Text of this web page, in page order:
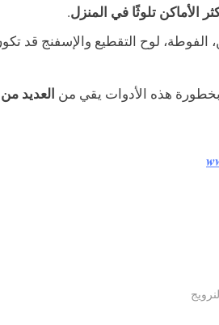
الأماكن تلوثًا في المنزل.
الفوطة، لوح التقطيع والإسفنج قد
هذه الأدوات يقي من العديد